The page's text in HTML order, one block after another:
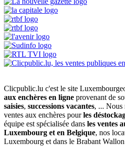
Clicpublic.lu c'est le site
aux enchères en ligne provenant de
saisies, successions vacantes, ... Nous
ventes aux enchères pourles
équipe est spécialisée dans les ventes
Luxembourg et en Belgique, nos
Luxembourg et dans le Brabant